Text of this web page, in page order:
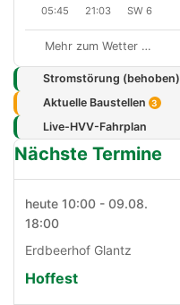
05:45 21:03 SW 6
Mehr zum Wetter …
Stromstörung (behoben)
Aktuelle Baustellen
3
Live-HVV-Fahrplan
Nächste Termine
heute 10:00 - 09.08.
18:00
Erdbeerhof Glantz
Hoffest